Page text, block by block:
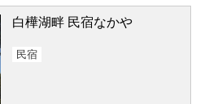
白樺湖畔 民宿なかや
民宿